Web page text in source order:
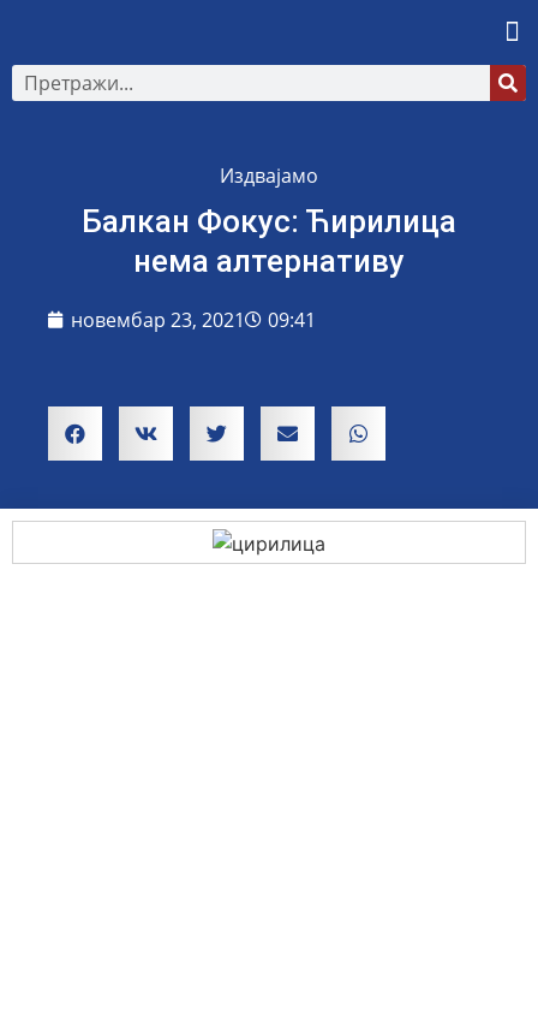
Издвајамо
Балкан Фокус: Ћирилица
нема алтернативу
новембар 23, 2021 09:41